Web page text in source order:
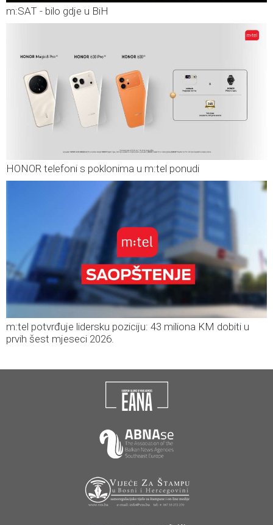
m:SAT - bilo gdje u BiH
HONOR telefoni s poklonima u m:tel ponudi
m:tel potvrđuje lidersku poziciju: 43 miliona KM dobiti u
prvih šest mjeseci 2026.